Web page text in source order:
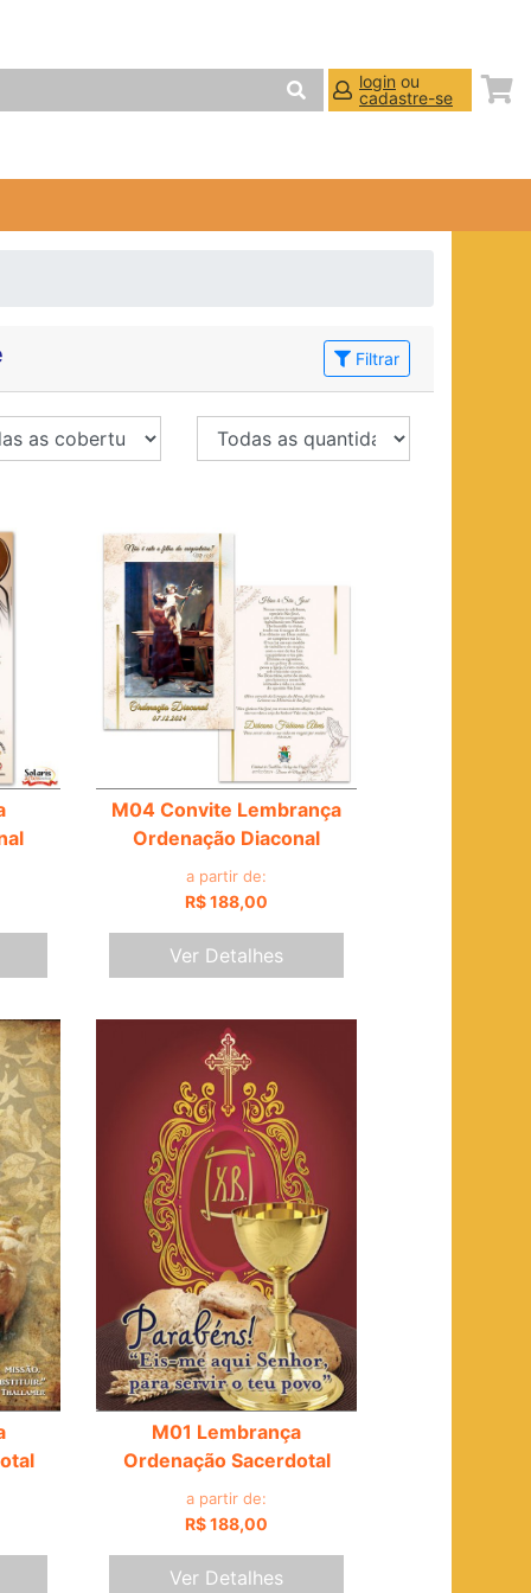
login ou
cadastre-se
Filtrar
M04 Convite Lembrança
Ordenação Diaconal
a partir de:
R$ 188,00
Ver Detalhes
M01 Lembrança
Ordenação Sacerdotal
a partir de:
R$ 188,00
Ver Detalhes